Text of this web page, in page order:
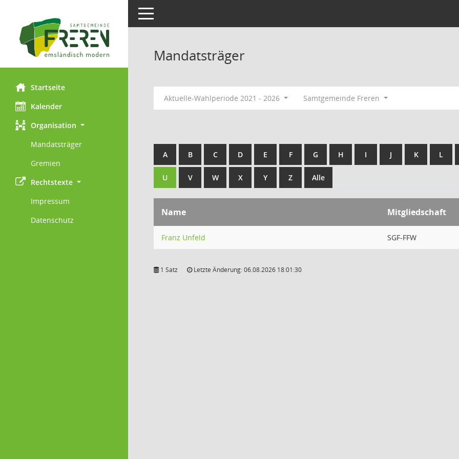
Startseite
Kalender
Organisation
Mandatsträger
Gremien
Rechtstexte
Impressum
Datenschutz
Toggle navigation
Mandatsträger
Aktuelle-Wahlperiode 2021 - 2026 Samtgemeinde Freren
A B C D E F G H I J K L
U V W X Y Z Alle
Name Mitgliedschaft
Franz Unfeld SGF-FFW
1 Satz Letzte Änderung: 06.08.2026 18:01:30